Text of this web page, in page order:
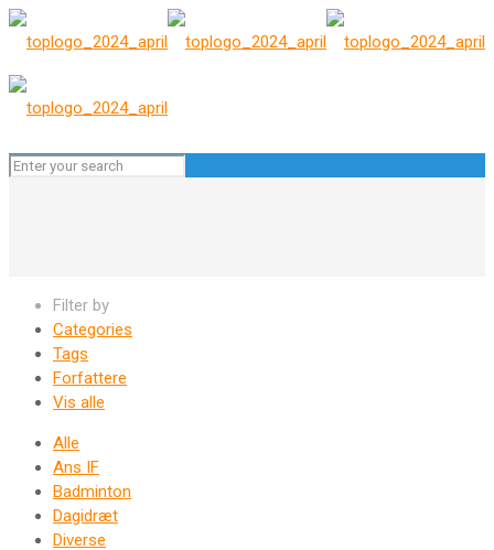
Filter by
Categories
Tags
Forfattere
Vis alle
Alle
Ans IF
Badminton
Dagidræt
Diverse